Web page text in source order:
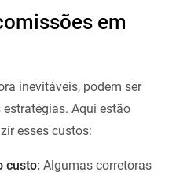
em
inevitáveis, podem ser
Aqui estão
esses custos:
custo: Algumas corretoras